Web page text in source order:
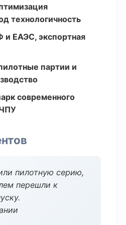
технологичность
и ЕАЭС, экспортная
партии и
современного
пилотную серию,
перешли к